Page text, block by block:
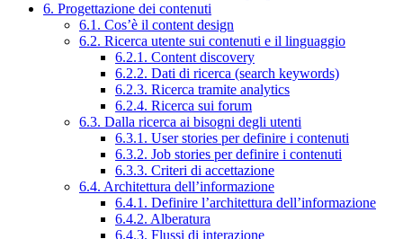
6. Progettazione dei contenuti
6.1. Cos’è il content design
6.2. Ricerca utente sui contenuti e il linguaggio
6.2.1. Content discovery
6.2.2. Dati di ricerca (search keywords)
6.2.3. Ricerca tramite analytics
6.2.4. Ricerca sui forum
6.3. Dalla ricerca ai bisogni degli utenti
6.3.1. User stories per definire i contenuti
6.3.2. Job stories per definire i contenuti
6.3.3. Criteri di accettazione
6.4. Architettura dell’informazione
6.4.1. Definire l’architettura dell’informazione
6.4.2. Alberatura
6.4.3. Flussi di interazione